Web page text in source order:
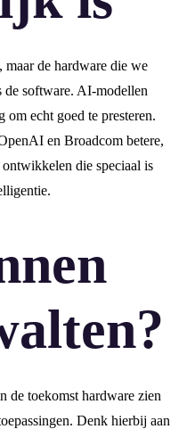
maar de hardware die we
de software. AI-modellen
om echt goed te presteren.
en Broadcom betere,
die speciaal is
de toekomst hardware zien
Denk hierbij aan